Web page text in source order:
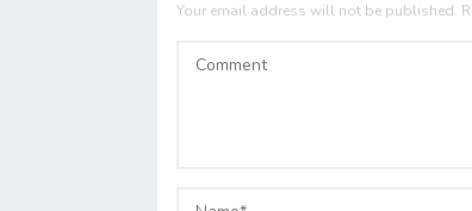
Your email address will not be published.